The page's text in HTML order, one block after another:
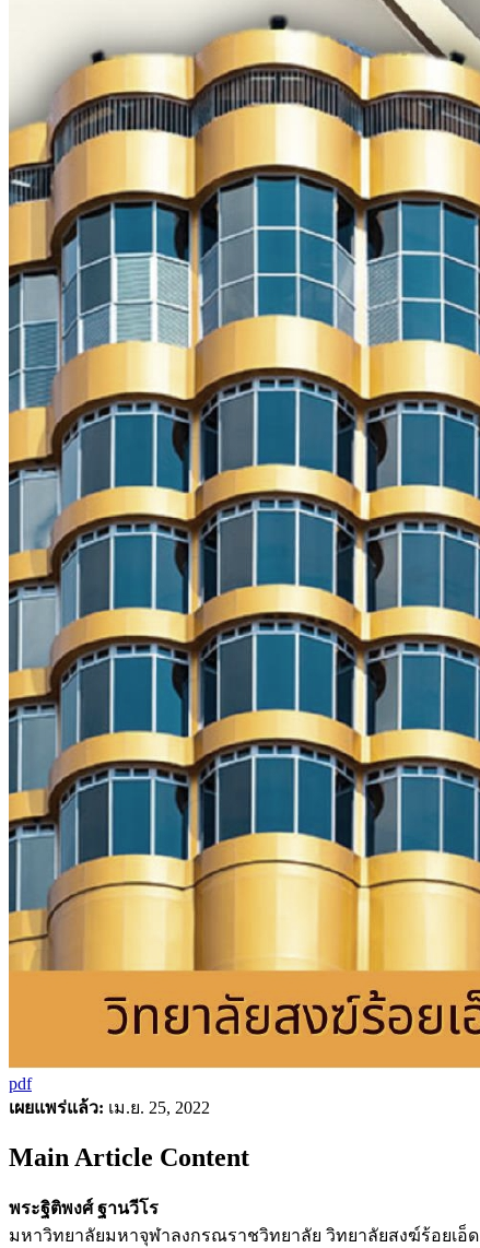
pdf
เผยแพร่แล้ว: เม.ย. 25, 2022
Main Article Content
พระฐิติพงศ์ ฐานวีโร
มหาวิทยาลัยมหาจุฬาลงกรณราชวิทยาลัย วิทยาลัยสงฆ์ร้อยเอ็ด